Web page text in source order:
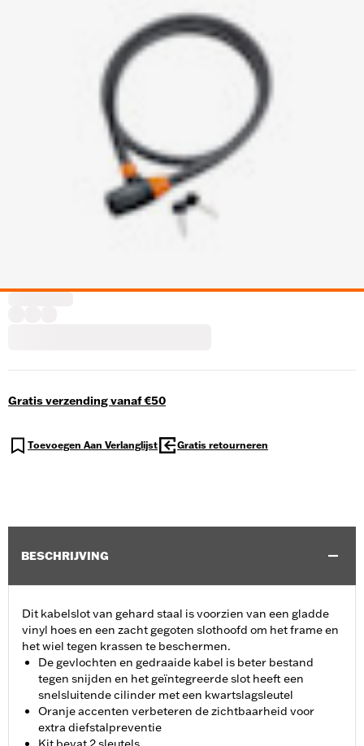
Gratis verzending vanaf €50
Toevoegen Aan Verlanglijst Gratis retourneren
BESCHRIJVING
Dit kabelslot van gehard staal is voorzien van een gladde
vinyl hoes en een zacht gegoten slothoofd om het frame en
het wiel tegen krassen te beschermen.
De gevlochten en gedraaide kabel is beter bestand
tegen snijden en het geïntegreerde slot heeft een
snelsluitende cilinder met een kwartslagsleutel
Oranje accenten verbeteren de zichtbaarheid voor
extra diefstalpreventie